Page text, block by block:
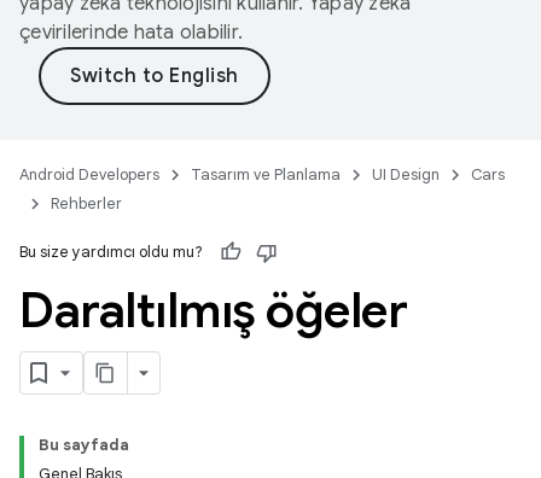
çevirilerinde hata olabilir.
Android Developers Tasarım ve Planlama UI Design
Cars
Rehberler
Bu size yardımcı oldu mu?
Daraltılmış öğeler
Bu sayfada
Genel Bakış